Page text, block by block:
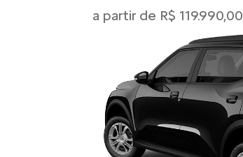
a partir de R$ 119.990,00